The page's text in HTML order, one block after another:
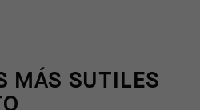
MÁS SUTILES